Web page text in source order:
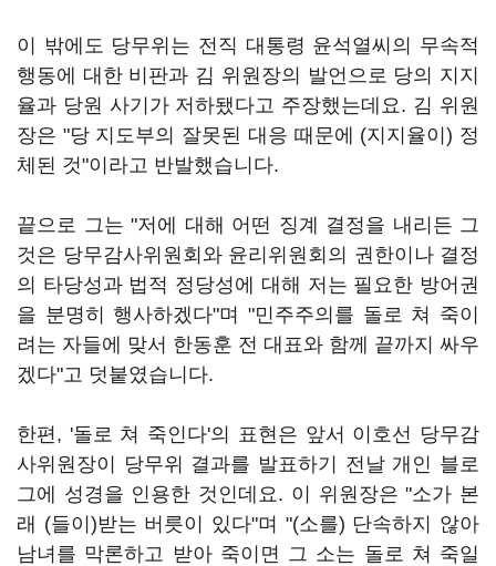
이 밖에도 당무위는 전직 대통령 윤석열씨의 무속적
행동에 대한 비판과 김 위원장의 발언으로 당의 지지
율과 당원 사기가 저하됐다고 주장했는데요. 김 위원
장은 "당 지도부의 잘못된 대응 때문에 (지지율이) 정
체된 것"이라고 반발했습니다.
끝으로 그는 "저에 대해 어떤 징계 결정을 내리든 그
것은 당무감사위원회와 윤리위원회의 권한이나 결정
의 타당성과 법적 정당성에 대해 저는 필요한 방어권
을 분명히 행사하겠다"며 "민주주의를 돌로 쳐 죽이
려는 자들에 맞서 한동훈 전 대표와 함께 끝까지 싸우
겠다"고 덧붙였습니다.
한편, '돌로 쳐 죽인다'의 표현은 앞서 이호선 당무감
사위원장이 당무위 결과를 발표하기 전날 개인 블로
그에 성경을 인용한 것인데요. 이 위원장은 "소가 본
래 (들이)받는 버릇이 있다"며 "(소를) 단속하지 않아
남녀를 막론하고 받아 죽이면 그 소는 돌로 쳐 죽일